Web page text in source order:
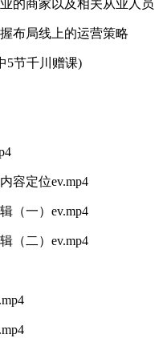
的商家以及相关从业人员
布局线上的运营策略
5节千川赠课)
容定位ev.mp4
（一）ev.mp4
（二）ev.mp4